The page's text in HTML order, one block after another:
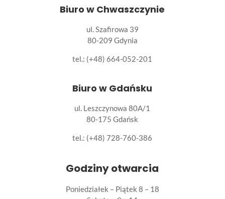
Biuro w Chwaszczynie
ul. Szafirowa 39
80-209 Gdynia
tel.: (+48) 664-052-201
Biuro w Gdańsku
ul. Leszczynowa 80A/1
80-175 Gdańsk
tel.: (+48) 728-760-386
Godziny otwarcia
Poniedziałek – Piątek 8 – 18